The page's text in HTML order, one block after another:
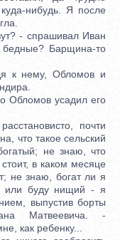
нибудь. Я после
- спрашивал Иван
Барщина-то
к нему, Обломов и
Обломов усадил его
почти
что такое сельский
не знаю, что
в каком месяце
не знаю, богат ли я
или буду нищий - я
выпустив борты
Матвеевича. -
как ребенку...